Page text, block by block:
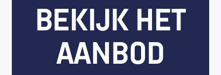
BEKIJK HET
AANBOD